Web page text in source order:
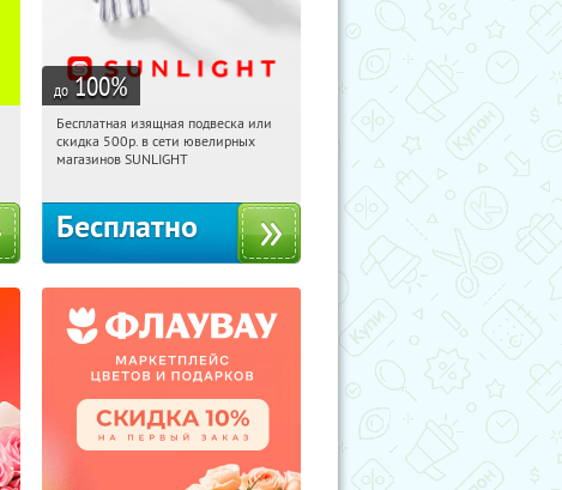
до 100%
08:25:41 Получили:
Россия
Бесплатная изящная подвеска или
скидка 500р. в сети ювелирных
магазинов SUNLIGHT
Бесплатно